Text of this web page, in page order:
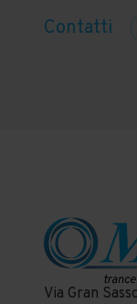
Via Gran
Contatti